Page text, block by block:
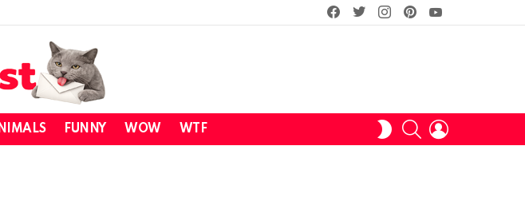
facebooktwitterinstagram
FUNNY WOW WTF
SWITCH
SKIN
SEARCH